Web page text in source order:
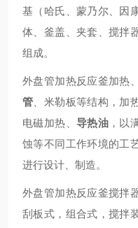
基（哈氏、蒙乃尔、因
体、釜盖、夹套、搅拌
组成。
外盘管加热反应釜加热
管 、米勒板等结构，加
电磁加热、 导热油 ，以
蚀等不同工作环境的工
进行设计、制造。
外盘管加热反应釜搅拌
刮板式，组合式，搅拌